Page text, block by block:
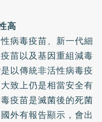
高
病毒疫苗、新一代細
苗以及基因重組減毒
以傳統非活性病毒疫
致上仍是相當安全有
疫苗是滅菌後的死菌
外有報告顯示，會出